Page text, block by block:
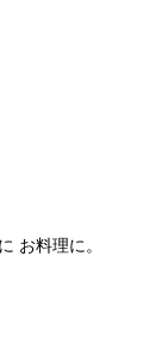
お料理に。